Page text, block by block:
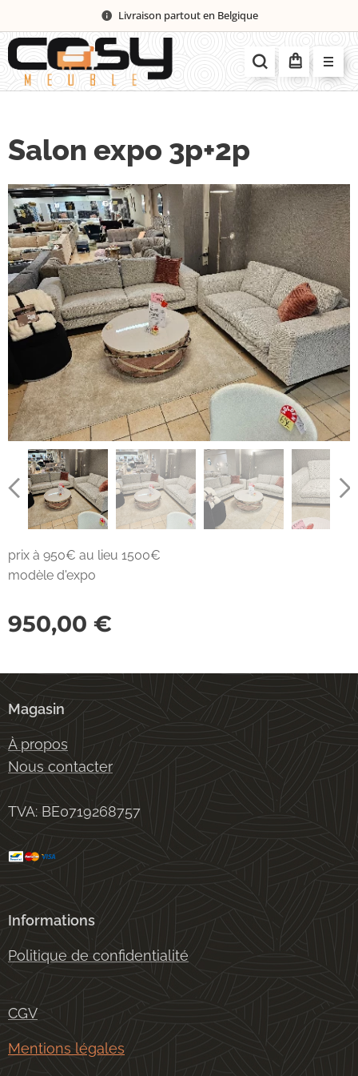
Livraison partout en Belgique
Salon expo 3p+2p
prix à 950€ au lieu 1500€
modèle d'expo
950,00 €
Magasin
À propos
Nous contacter
TVA: BE0719268757
Informations
Politique de confidentialité
CGV
Mentions légales